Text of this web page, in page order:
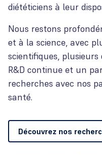
diététiciens à leur
Nous restons
et à la science, avec
scientifiques, plusieurs
R&D continue et un
recherches avec nos
santé.
Découvrez nos